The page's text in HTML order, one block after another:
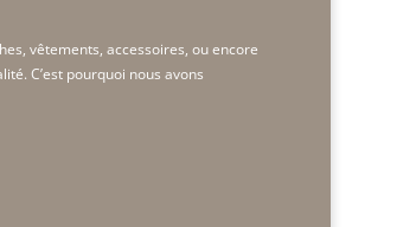
vêtements, accessoires, ou encore
C’est pourquoi nous avons